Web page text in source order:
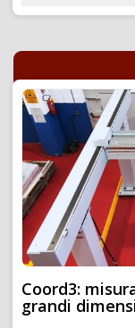
Coord3:
grandi